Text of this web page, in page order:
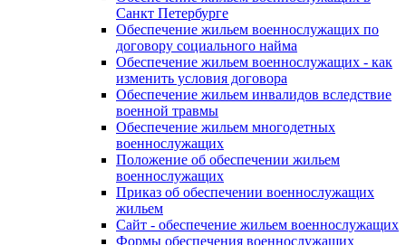
Санкт Петербурге
Обеспечение жильем военнослужащих по
договору социального найма
Обеспечение жильем военнослужащих - как
изменить условия договора
Обеспечение жильем инвалидов вследствие
военной травмы
Обеспечение жильем многодетных
военнослужащих
Положение об обеспечении жильем
военнослужащих
Приказ об обеспечении военнослужащих
жильем
Сайт - обеспечение жильем военнослужащих
Формы обеспечения военнослужащих